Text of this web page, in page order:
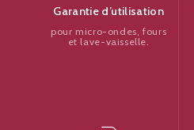
Garantie d’utilisation
pour micro-ondes, fours
et lave-vaisselle.